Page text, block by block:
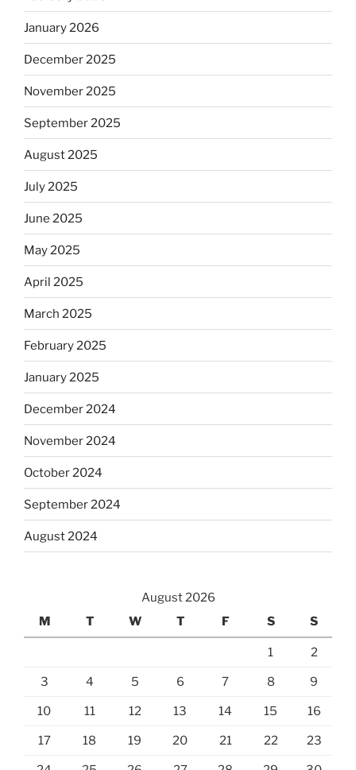
January 2026
December 2025
November 2025
September 2025
August 2025
July 2025
June 2025
May 2025
April 2025
March 2025
February 2025
January 2025
December 2024
November 2024
October 2024
September 2024
August 2024
August 2026
M
T W T F S S
1 2
3 4 5 6 7 8 9
10 11 12 13 14 15 16
17 18 19 20 21 22 23